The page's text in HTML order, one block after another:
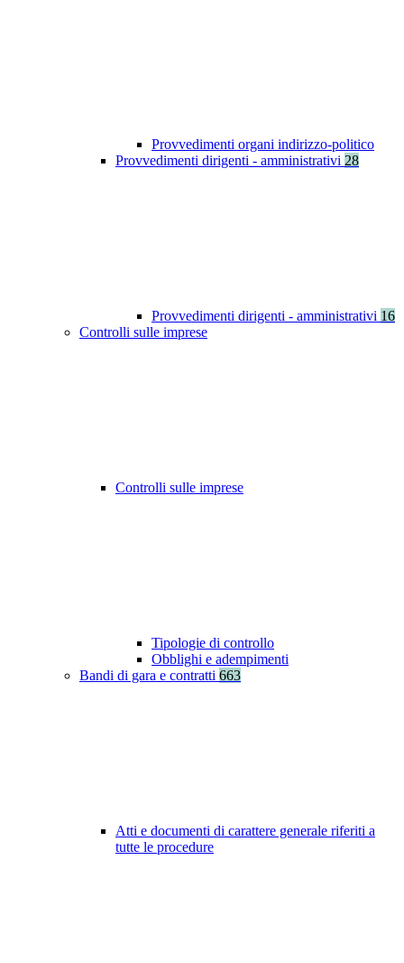
Provvedimenti organi indirizzo-politico
Provvedimenti dirigenti - amministrativi 28
Provvedimenti dirigenti - amministrativi 16
Controlli sulle imprese
Controlli sulle imprese
Tipologie di controllo
Obblighi e adempimenti
Bandi di gara e contratti 663
Atti e documenti di carattere generale riferiti a
tutte le procedure